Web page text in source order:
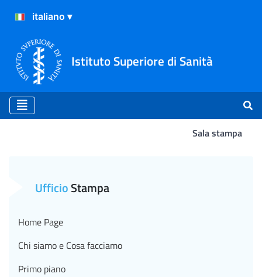
Istituto Superiore di Sanità
Sala stampa
UfficioStampa
Home Page
Chi siamo e Cosa facciamo
Primo piano